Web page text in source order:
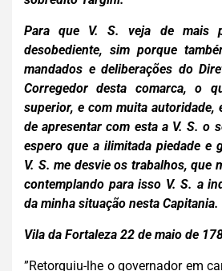
Para que V. S. veja de mais
desobediente, sim porque
mandados e deliberações do
Corregedor desta comarca, o
superior, e com muita autoridade,
de apresentar com esta a V. S. o
espero que a ilimitada piedade e
V. S. me desvie os trabalhos, que
contemplando para isso V. S. a
da minha situação nesta Capitania.
Vila da Fortaleza 22 de maio de
”Retorquiu-lhe o governador em